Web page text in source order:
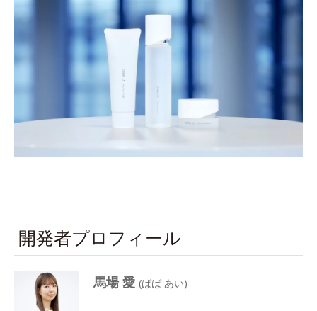
開発者プロフィール
馬場 愛 (ばば あい)